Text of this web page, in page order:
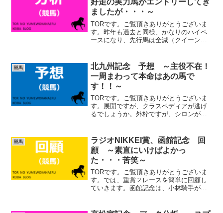
好走の実力馬がエントリーしてき
ましたが・・・～
TORです。ご覧頂きありがとうございま
す。昨年も過去と同様、かなりのハイペ
ースになり、先行馬は全滅（クイーンズ
になり易いコースなのですが、開幕週と
いう事もあり、今年も前...
競馬
北九州記念 予想 ～主役不在！
一周まわって本命はあの馬で
す！！～
TORです。ご覧頂きありがとうございま
す。展開ですが、クラスペディアが逃げ
るでしょうか。外枠ですが、シロンが行
ョウソラフネ、アブキールベイはその直
後という形になると思い...
競馬
ラジオNIKKEI賞、函館記念 回
顧 ～素直にいけばよかっ
た・・・苦笑～
TORです。ご覧頂きありがとうございま
す。では、重賞２レースを簡単に回顧し
ていきます。函館記念は、小林騎手が重